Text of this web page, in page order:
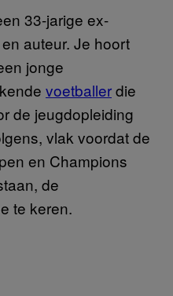
33-jarige ex-
auteur. Je hoort
jonge
voetballerdie
de jeugdopleiding
vlak voordat de
en Champions
de
te keren.